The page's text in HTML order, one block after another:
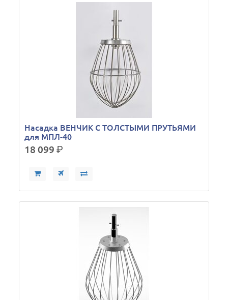
Насадка ВЕНЧИК С ТОЛСТЫМИ ПРУТЬЯМИ
для МПЛ-40
18 099р.